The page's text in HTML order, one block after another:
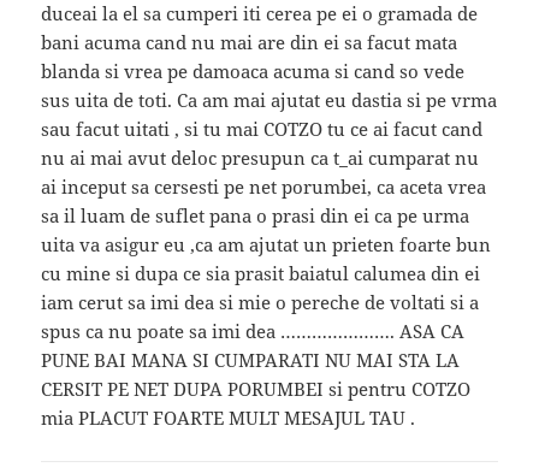
duceai la el sa cumperi iti cerea pe ei o gramada de
bani acuma cand nu mai are din ei sa facut mata
blanda si vrea pe damoaca acuma si cand so vede
sus uita de toti. Ca am mai ajutat eu dastia si pe vrma
sau facut uitati , si tu mai COTZO tu ce ai facut cand
nu ai mai avut deloc presupun ca t_ai cumparat nu
ai inceput sa cersesti pe net porumbei, ca aceta vrea
sa il luam de suflet pana o prasi din ei ca pe urma
uita va asigur eu ,ca am ajutat un prieten foarte bun
cu mine si dupa ce sia prasit baiatul calumea din ei
iam cerut sa imi dea si mie o pereche de voltati si a
spus ca nu poate sa imi dea …………………. ASA CA
PUNE BAI MANA SI CUMPARATI NU MAI STA LA
CERSIT PE NET DUPA PORUMBEI si pentru COTZO
mia PLACUT FOARTE MULT MESAJUL TAU .